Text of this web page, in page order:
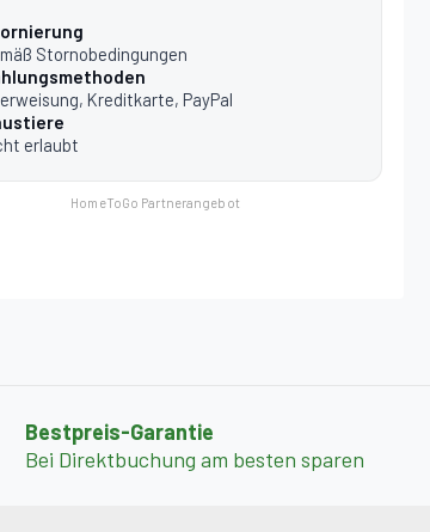
Stornobedingungen
Kreditkarte, PayPal
erlaubt
HomeToGo Partnerangebot
Bestpreis-Garantie
Bei Direktbuchung am besten sparen